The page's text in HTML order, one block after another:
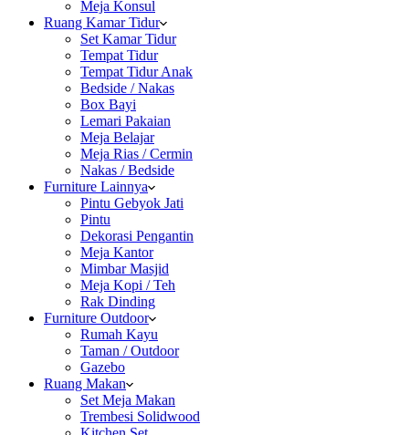
Meja Konsul
Ruang Kamar Tidur
Set Kamar Tidur
Tempat Tidur
Tempat Tidur Anak
Bedside / Nakas
Box Bayi
Lemari Pakaian
Meja Belajar
Meja Rias / Cermin
Nakas / Bedside
Furniture Lainnya
Pintu Gebyok Jati
Pintu
Dekorasi Pengantin
Meja Kantor
Mimbar Masjid
Meja Kopi / Teh
Rak Dinding
Furniture Outdoor
Rumah Kayu
Taman / Outdoor
Gazebo
Ruang Makan
Set Meja Makan
Trembesi Solidwood